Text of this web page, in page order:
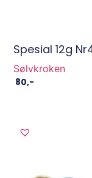
Spesial 12g
Sølvkroken
80,-